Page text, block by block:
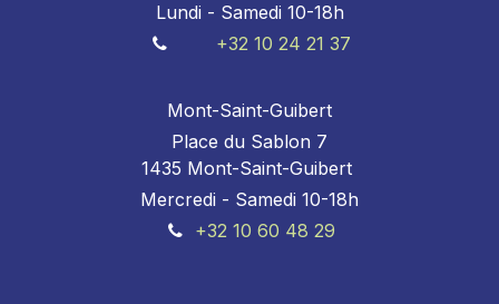
Lundi - Samedi 10-18h
+32 10 24 21 37
Mont-Saint-Guibert
Place du Sablon 7
1435 Mont-Saint-Guibert
Mercredi - Samedi 10-18h
+32 10 60 48 29